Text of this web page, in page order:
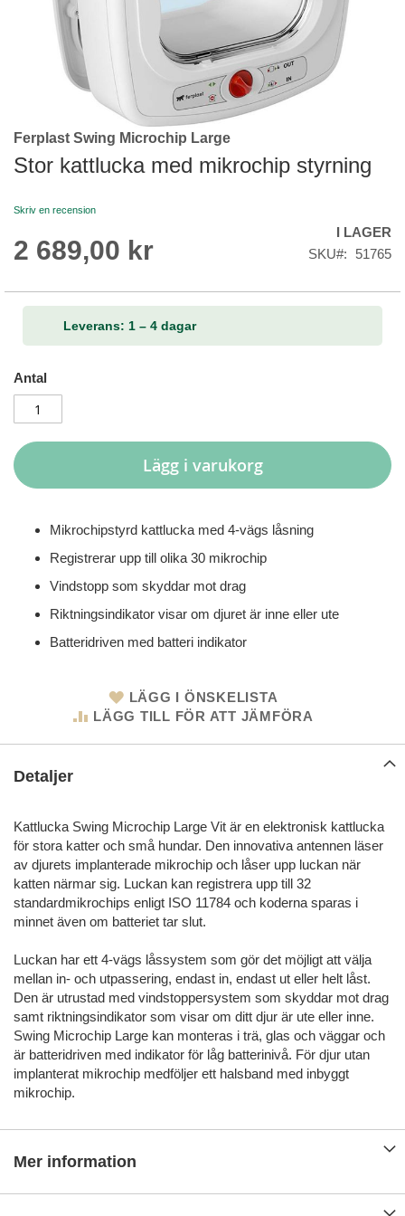
Skip
to
the
of
images
Ferplast Swing Microchip Large
Stor kattlucka med mikrochip styrning
Skriv en recension
2 689,00 kr
I LAGER
SKU
51765
Leverans: 1 – 4 dagar
Antal
Lägg i varukorg
Mikrochipstyrd kattlucka med 4-vägs låsning
Registrerar upp till olika 30 mikrochip
Vindstopp som skyddar mot drag
Riktningsindikator visar om djuret är inne eller ute
Batteridriven med batteri indikator
LÄGG I ÖNSKELISTA
LÄGG TILL FÖR ATT JÄMFÖRA
Detaljer
Kattlucka Swing Microchip Large Vit är en elektronisk kattlucka
för stora katter och små hundar. Den innovativa antennen läser
av djurets implanterade mikrochip och låser upp luckan när
katten närmar sig. Luckan kan registrera upp till 32
standardmikrochips enligt ISO 11784 och koderna sparas i
minnet även om batteriet tar slut.
Luckan har ett 4-vägs låssystem som gör det möjligt att välja
mellan in- och utpassering, endast in, endast ut eller helt låst.
Den är utrustad med vindstoppersystem som skyddar mot drag
samt riktningsindikator som visar om ditt djur är ute eller inne.
Swing Microchip Large kan monteras i trä, glas och väggar och
är batteridriven med indikator för låg batterinivå. För djur utan
implanterat mikrochip medföljer ett halsband med inbyggt
mikrochip.
Mer information